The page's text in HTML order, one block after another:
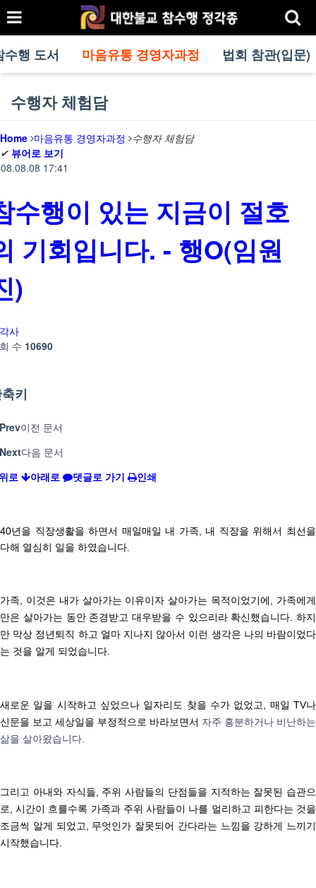
행 도서 마음유통 경영자과정 법회 참관(입문)
수행자 체험담
Home 마음유통 경영자과정
수행자 체험담
✔ 뷰어로 보기
17:41
수행이 있는 지금이 절호
기회입니다. - 행O(임원
)
사
수 10690
키
Prev이전 문서
Next다음 문서
로
아래로 댓글로 가기 인쇄
40년을 직장생활을 하면서 매일매일 내 가족, 내 직장을 위해서 최선을
다해 열심히 일을 하였습니다.
가족, 이것은 내가 살아가는 이유이자 살아가는 목적이었기에, 가족에게
만은 살아가는 동안 존경받고 대우받을 수 있으리라 확신했습니다. 하지
만 막상 정년퇴직 하고 얼마 지나지 않아서 이런 생각은 나의 바람이었다
는 것을 알게 되었습니다.
새로운 일을 시작하고 싶었으나 일자리도 찾을 수가 없었고,
매일 TV나
신문을 보고 세상일을 부정적으로 바라보면서 자주 흥분하거나 비난하는
삶을 살아왔습니다.
그리고 아내와 자식들, 주위 사람들의 단점들을 지적하는 잘못된 습관으
로,시간이 흐를수록 가족과 주위 사람들이 나를 멀리하고 피한다는 것을
조금씩 알게 되었고, 무엇인가 잘못되어 간다라는 느낌을 강하게 느끼기
시작했습니다.